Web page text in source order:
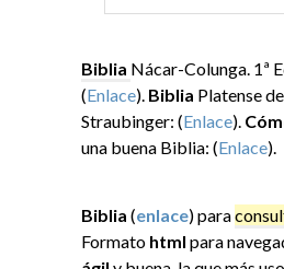
Biblia Nácar-Colunga. 1ª
(Enlace). Biblia Platense
Straubinger: (Enlace).
una buena Biblia: (Enlace).
Biblia (enlace) para
Formato html para